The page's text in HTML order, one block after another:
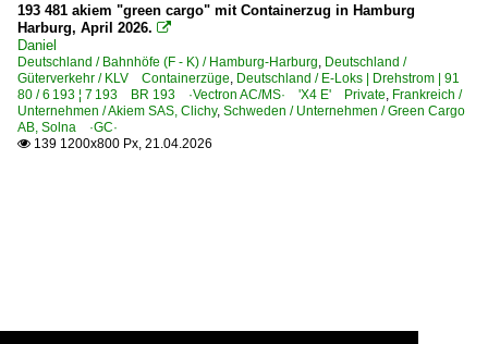
193 481 akiem "green cargo" mit Containerzug in Hamburg
Harburg, April 2026. 
Daniel
Deutschland / Bahnhöfe (F - K) / Hamburg-Harburg, Deutschland /
Güterverkehr / KLV Containerzüge, Deutschland / E-Loks | Drehstrom | 91
80 / 6 193 ¦ 7 193 BR 193 ·Vectron AC/MS· 'X4 E' Private, Frankreich /
Unternehmen / Akiem SAS, Clichy, Schweden / Unternehmen / Green Cargo
AB, Solna ·GC·
 139 1200x800 Px, 21.04.2026